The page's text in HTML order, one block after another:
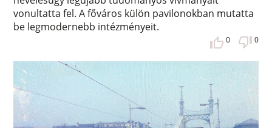
vonultatta fel. A főváros külön pavilonokban mutatta
be legmodernebb intézményeit.
0 0